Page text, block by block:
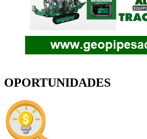
OPORTUNIDADES